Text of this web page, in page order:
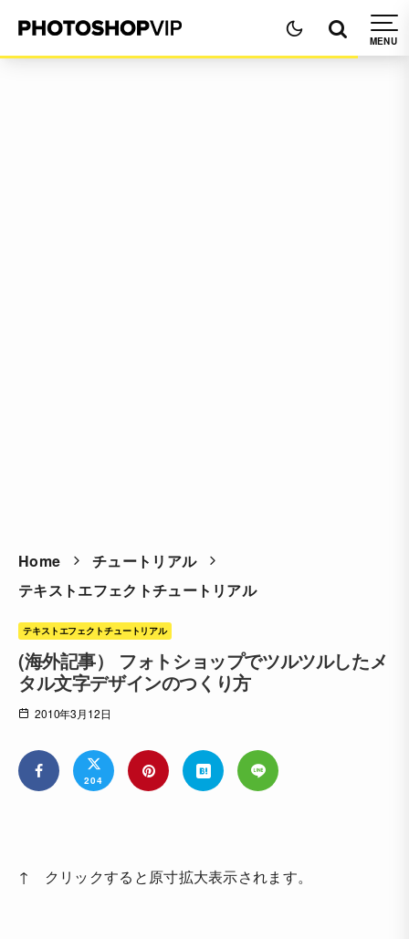
Home
チュートリアル
テキストエフェクトチュートリアル
テキストエフェクトチュートリアル
(海外記事） フォトショップでツルツルしたメ
タル文字デザインのつくり方
2010年3月12日
204
↑ クリックすると原寸拡大表示されます。